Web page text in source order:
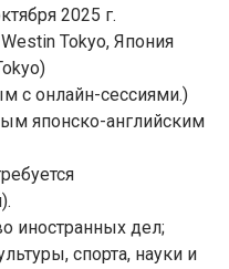
2025 г.
Tokyo, Япония
с онлайн-сессиями.)
японско-английским
иностранных дел;
спорта, науки и